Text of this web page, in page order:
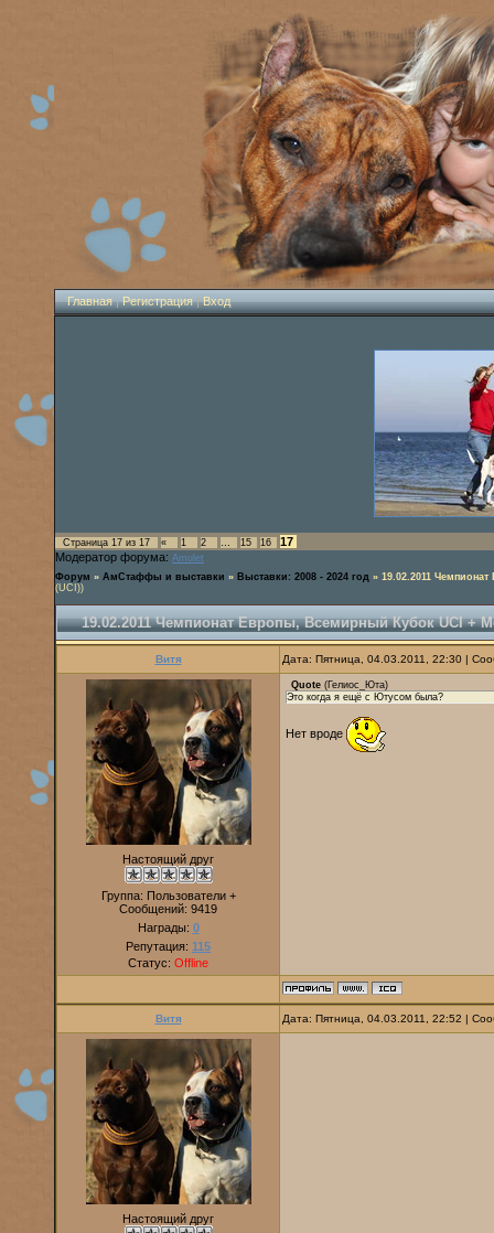
Главная|Регистрация|Вход
Страница 17 из 17 « 1 2 … 15 16
17
Модератор форума: Amulet
Форум » АмСтаффы и выставки » Выставки: 2008 - 2024 год » 19.02.2011
(UCI))
19.02.2011 Чемпионат Европы, Всемирный Кубок UCI +
Витя Дата: Пятница, 04.03.2011, 22:30 |
Настоящий друг
Группа: Пользователи +
Сообщений: 9419
Награды: 0
Репутация: 115
Статус: Offline
Quote (Гелиос_Юта)
Это когда я ещё с Ютусом была?
Нет вроде
Витя Дата: Пятница, 04.03.2011, 22:52 |
Настоящий друг